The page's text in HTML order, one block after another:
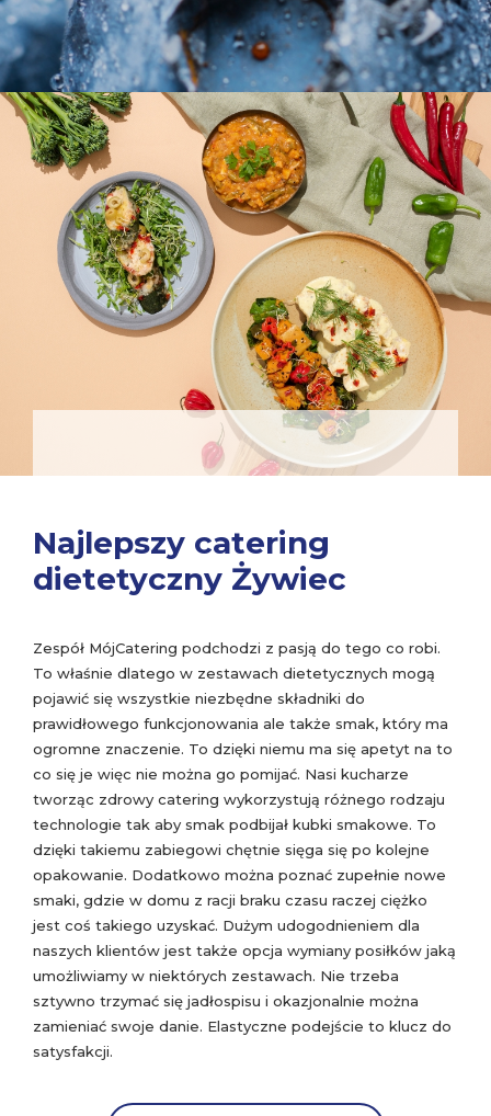
Najlepszy catering
dietetyczny Żywiec
Zespół MójCatering podchodzi z pasją do tego co robi.
To właśnie dlatego w zestawach dietetycznych mogą
pojawić się wszystkie niezbędne składniki do
prawidłowego funkcjonowania ale także smak, który ma
ogromne znaczenie. To dzięki niemu ma się apetyt na to
co się je więc nie można go pomijać. Nasi kucharze
tworząc zdrowy catering wykorzystują różnego rodzaju
technologie tak aby smak podbijał kubki smakowe. To
dzięki takiemu zabiegowi chętnie sięga się po kolejne
opakowanie. Dodatkowo można poznać zupełnie nowe
smaki, gdzie w domu z racji braku czasu raczej ciężko
jest coś takiego uzyskać. Dużym udogodnieniem dla
naszych klientów jest także opcja wymiany posiłków jaką
umożliwiamy w niektórych zestawach. Nie trzeba
sztywno trzymać się jadłospisu i okazjonalnie można
zamieniać swoje danie. Elastyczne podejście to klucz do
satysfakcji.